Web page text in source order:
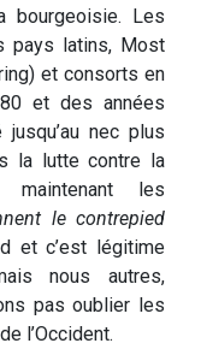
bourgeoisie. Les
pays latins, Most
et consorts en
et des années
nec plus
la lutte contre la
maintenant les
le contrepied
et c’est légitime
nous autres,
pas oublier les
l’Occident.